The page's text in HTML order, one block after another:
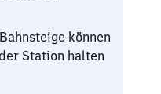
können
Station halten